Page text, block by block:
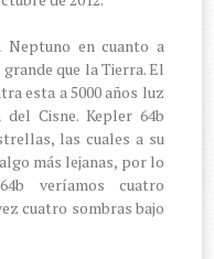
en cuanto a
grande que la Tierra. El
esta a 5000 años luz
Cisne. Kepler 64b
las cuales a su
más lejanas, por lo
veríamos cuatro
cuatro sombras bajo